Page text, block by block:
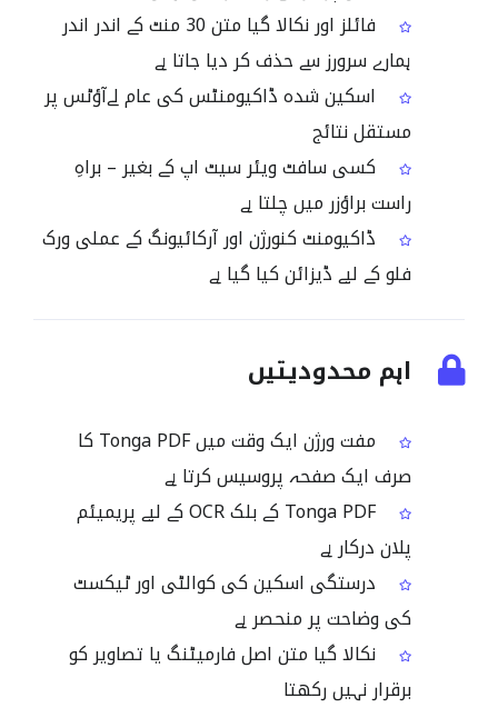
فائلز اور نکالا گیا متن 30 منٹ کے اندر اندر
ہمارے سرورز سے حذف کر دیا جاتا ہے
اسکین شدہ ڈاکیومنٹس کی عام لےآؤٹس پر
مستقل نتائج
کسی سافٹ ویئر سیٹ اپ کے بغیر – براہِ
راست براؤزر میں چلتا ہے
ڈاکیومنٹ کنورژن اور آرکائیونگ کے عملی ورک
فلو کے لیے ڈیزائن کیا گیا ہے
اہم محدودیتیں
مفت ورژن ایک وقت میں Tonga PDF کا
صرف ایک صفحہ پروسیس کرتا ہے
Tonga PDF کے بلک OCR کے لیے پریمیئم
پلان درکار ہے
درستگی اسکین کی کوالٹی اور ٹیکسٹ
کی وضاحت پر منحصر ہے
نکالا گیا متن اصل فارمیٹنگ یا تصاویر کو
برقرار نہیں رکھتا